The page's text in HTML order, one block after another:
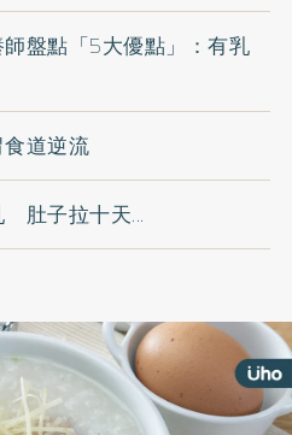
盤點「5大優點」：有乳
道逆流
肚子拉十天...